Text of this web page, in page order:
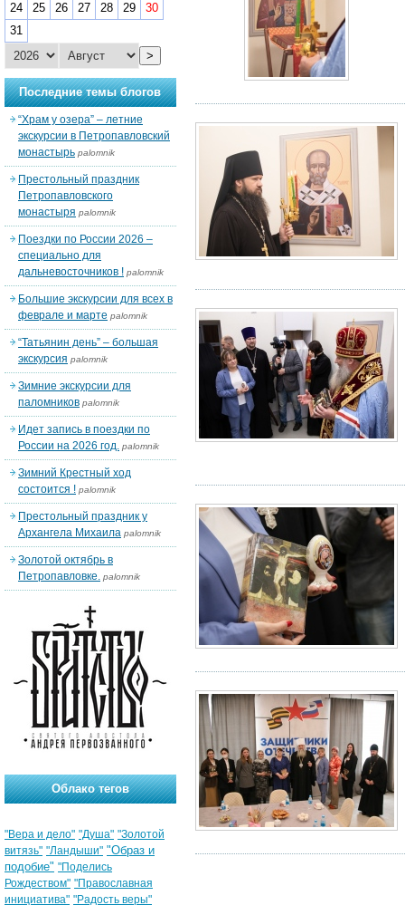
24
25 26 27 28 29
30
31
>
Последние темы блогов
“Храм у озера” – летние
экскурсии в Петропавловский
монастырь palomnik
Престольный праздник
Петропавловского
монастыря palomnik
Поездки по России 2026 –
специально для
дальневосточников ! palomnik
Большие экскурсии для всех в
феврале и марте palomnik
“Татьянин день” – большая
экскурсия palomnik
Зимние экскурсии для
паломников palomnik
Идет запись в поездки по
России на 2026 год. palomnik
Зимний Крестный ход
состоится ! palomnik
Престольный праздник у
Архангела Михаила palomnik
Золотой октябрь в
Петропавловке. palomnik
Облако тегов
"Вера и дело" "Душа" "Золотой
витязь" "Ландыши" "Образ и
подобие" "Поделись
Рождеством" "Православная
инициатива" "Радость веры"